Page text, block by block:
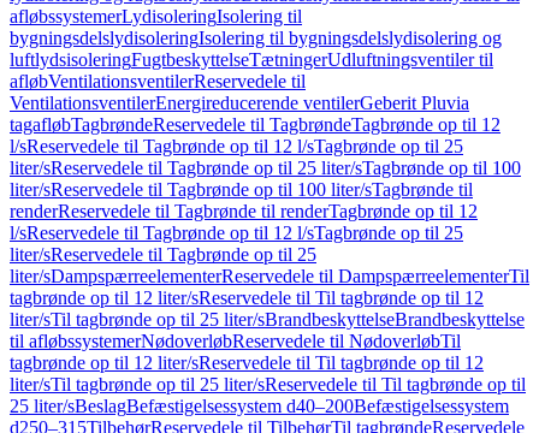
afløbssystemerLydisoleringIsolering til
bygningsdelslydisoleringIsolering til bygningsdelslydisolering og
luftlydsisoleringFugtbeskyttelseTætningerUdluftningsventiler til
afløbVentilationsventilerReservedele til
VentilationsventilerEnergireducerende ventilerGeberit Pluvia
tagafløbTagbrøndeReservedele til TagbrøndeTagbrønde op til 12
l/sReservedele til Tagbrønde op til 12 l/sTagbrønde op til 25
liter/sReservedele til Tagbrønde op til 25 liter/sTagbrønde op til 100
liter/sReservedele til Tagbrønde op til 100 liter/sTagbrønde til
renderReservedele til Tagbrønde til renderTagbrønde op til 12
l/sReservedele til Tagbrønde op til 12 l/sTagbrønde op til 25
liter/sReservedele til Tagbrønde op til 25
liter/sDampspærreelementerReservedele til DampspærreelementerTil
tagbrønde op til 12 liter/sReservedele til Til tagbrønde op til 12
liter/sTil tagbrønde op til 25 liter/sBrandbeskyttelseBrandbeskyttelse
til afløbssystemerNødoverløbReservedele til NødoverløbTil
tagbrønde op til 12 liter/sReservedele til Til tagbrønde op til 12
liter/sTil tagbrønde op til 25 liter/sReservedele til Til tagbrønde op til
25 liter/sBeslagBefæstigelsessystem d40–200Befæstigelsessystem
d250–315TilbehørReservedele til TilbehørTil tagbrøndeReservedele